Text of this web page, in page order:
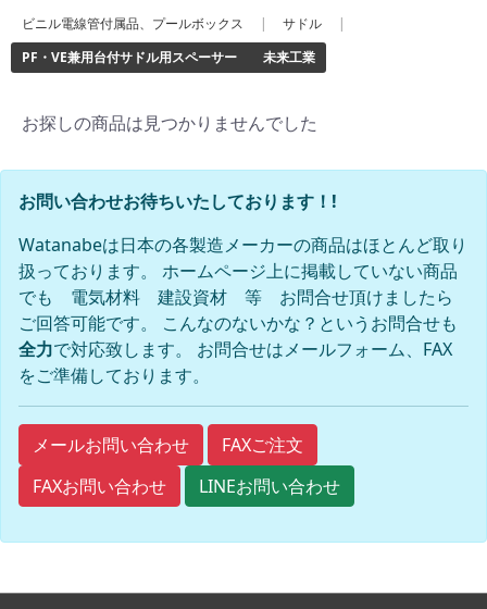
ビニル電線管付属品、プールボックス
| サドル
|
PF・VE兼用台付サドル用スペーサー 未来工業
お探しの商品は見つかりませんでした
お問い合わせお待ちいたしております！!
Watanabeは日本の各製造メーカーの商品はほとんど取り
扱っております。 ホームページ上に掲載していない商品
でも 電気材料 建設資材 等 お問合せ頂けましたら
ご回答可能です。 こんなのないかな？というお問合せも
全力で対応致します。 お問合せはメールフォーム、FAX
をご準備しております。
メールお問い合わせ
FAXご注文
FAXお問い合わせ
LINEお問い合わせ